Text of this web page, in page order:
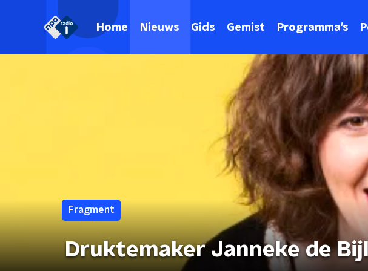
Home Nieuws Gids Gemist Programma's
Fragment
Druktemaker Janneke de